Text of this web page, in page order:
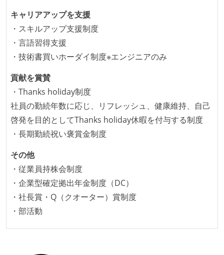
継続的なデプロイ（デリバリー）を行っている
ワークフローの整備
全てのコードをバージョン管理ツールで管理している
各メンバーが実装したコードのマージは Pull Request
ベースで行われる
自動（＝システム化され、1コマンドで実行できる）
ビルド、自動デプロイ環境が整備されている
コードによるインフラ構成管理（Infrastructure as
オープンな情報共有
KPI などチームの目標・実績値について、メンバーの
誰もがいつでも閲覧可能になっている
ドキュメントの整備やペアプロ、モブワークなど、ナ
レッジの共有を積極的に行っている（属人性を減らす
キャリアアップを支援
・スキルアップ支援制度
・言語習得支援
・技術書買いホーダイ制度※エンジニアのみ
貢献を賞賛
・Thanks holiday制度
社員の勤続年数に応じ、リフレッシュ、健康維持、自己
啓発を目的としてThanks holiday休暇を付与する制度
・長期勤続祝い褒賞金制度
その他
・従業員持株会制度
・企業型確定拠出年金制度（DC）
・社長賞・Q（クオーター）賞制度
・部活動